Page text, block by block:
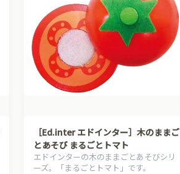
［Ed.inter エドインター］木のままご
とあそび まるごとトマト
エドインターの木のままごとあそびシリ
ーズ。「まるごとトマト」です。